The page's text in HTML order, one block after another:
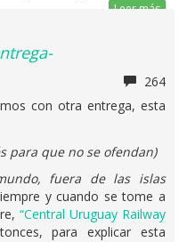
Leer más
264
con otra entrega, esta
para que no se ofendan)
fuera de las islas
y cuando se tome a
“Central Uruguay Railway
para explicar esta